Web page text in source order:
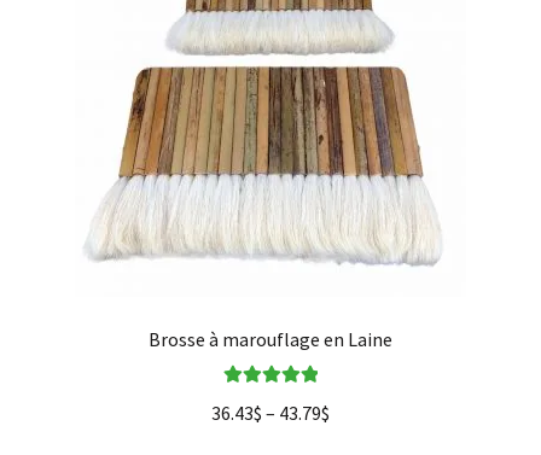
Brosse à marouflage en Laine
36.43$ – 43.79$